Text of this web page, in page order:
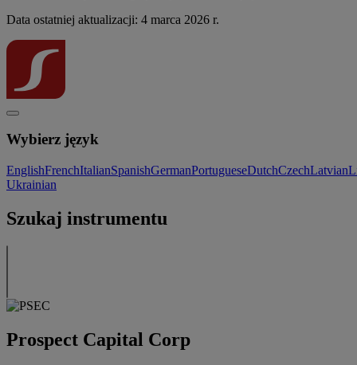
Data ostatniej aktualizacji: 4 marca 2026 r.
Wybierz język
EnglishFrenchItalianSpanishGermanPortugueseDutchCzechLatvian
Ukrainian
Szukaj instrumentu
Prospect Capital Corp